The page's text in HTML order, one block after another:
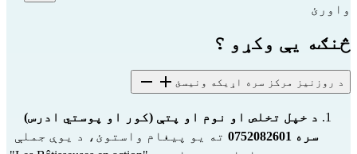
واورئ
څنګه یې وکړو ؟
د روزنیز مرکز سره اړیکه ونیسئ
سره 0752082601